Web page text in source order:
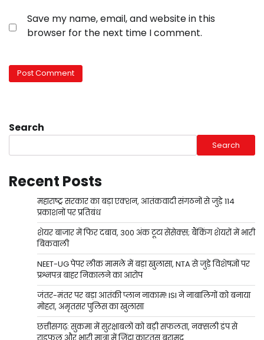
Save my name, email, and website in this
browser for the next time I comment.
Search
Search
Recent Posts
महाराष्ट्र सरकार का बड़ा एक्शन, आतंकवादी संगठनों से जुड़े 114
प्रकाशनों पर प्रतिबंध
शेयर बाजार में फिर दबाव, 300 अंक टूटा सेंसेक्स; बैंकिंग शेयरों में भारी
बिकवाली
NEET-UG पेपर लीक मामले में बड़ा खुलासा, NTA से जुड़े विशेषज्ञों पर
प्रश्नपत्र बाहर निकालने का आरोप
जंतर-मंतर पर बड़ा आतंकी प्लान नाकाम! ISI ने नाबालिगों को बनाया
मोहरा, अमृतसर पुलिस का खुलासा
छत्तीसगढ़: सुकमा में सुरक्षाबलों को बड़ी सफलता, नक्सली डंप से